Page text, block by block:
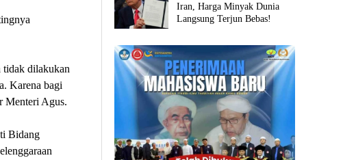
tidak dilakukan
Karena bagi
Menteri Agus.
Bidang
Iran, Harga Minyak Dunia
Langsung Terjun Bebas!